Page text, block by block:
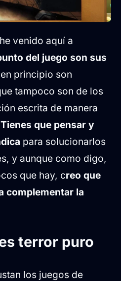
venido aquí a
del juego son sus
principio son
tampoco son de los
escrita de manera
Tienes que pensar y
para solucionarlos
y aunque como digo,
que hay, creo que
complementar la
terror puro
los juegos de